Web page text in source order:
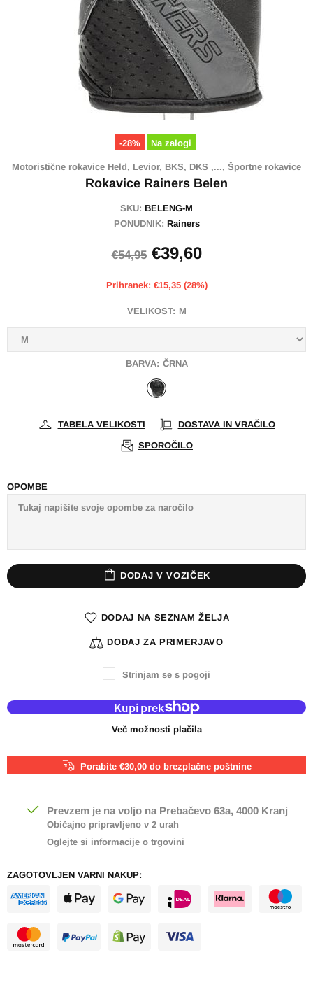
-28% Na zalogi
Motoristične rokavice Held, Levior, BKS, DKS ,..., Športne rokavice
Rokavice Rainers Belen
SKU: BELENG-M
PONUDNIK: Rainers
€54,95 €39,60
Prihranek: €15,35 (28%)
VELIKOST: M
BARVA: ČRNA
TABELA VELIKOSTI
DOSTAVA IN VRAČILO
SPOROČILO
OPOMBE
DODAJ V VOZIČEK
DODAJ NA SEZNAM ŽELJA
DODAJ ZA PRIMERJAVO
Strinjam se s pogoji
Več možnosti plačila
Porabite €30,00 do brezplačne poštnine
Prevzem je na voljo na Prebačevo 63a, 4000 Kranj
Običajno pripravljeno v 2 urah
Oglejte si informacije o trgovini
ZAGOTOVLJEN VARNI NAKUP: